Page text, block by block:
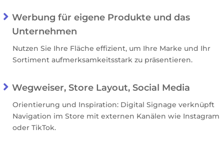
 Werbung für eigene Produkte und das
Unternehmen
Nutzen Sie Ihre Fläche effizient, um Ihre Marke und Ihr
Sortiment aufmerksamkeitsstark zu präsentieren.
 Wegweiser, Store Layout, Social Media
Orientierung und Inspiration: Digital Signage verknüpft
Navigation im Store mit externen Kanälen wie Instagram
oder TikTok.